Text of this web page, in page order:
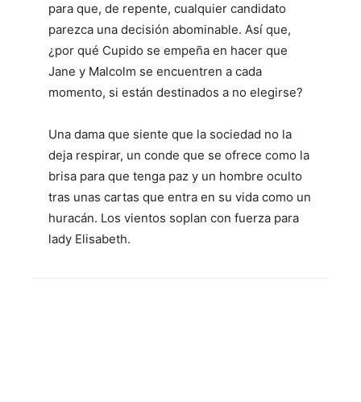
para que, de repente, cualquier candidato
parezca una decisión abominable. Así que,
¿por qué Cupido se empeña en hacer que
Jane y Malcolm se encuentren a cada
momento, si están destinados a no elegirse?
Una dama que siente que la sociedad no la
deja respirar, un conde que se ofrece como la
brisa para que tenga paz y un hombre oculto
tras unas cartas que entra en su vida como un
huracán. Los vientos soplan con fuerza para
lady Elisabeth.